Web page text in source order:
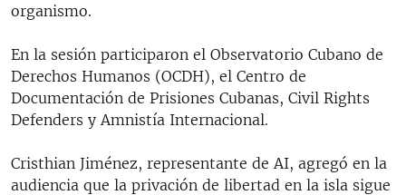
organismo.
En la sesión participaron el Observatorio Cubano de
Derechos Humanos (OCDH), el Centro de
Documentación de Prisiones Cubanas, Civil Rights
Defenders y Amnistía Internacional.
Cristhian Jiménez, representante de AI, agregó en la
audiencia que la privación de libertad en la isla sigue